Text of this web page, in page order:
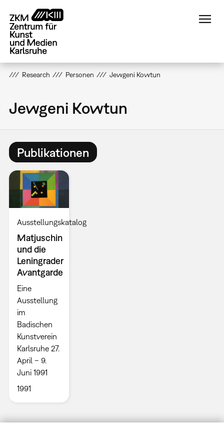
zum
Inhalt
Research Personen Jewgeni Kowtun
Jewgeni Kowtun
Publikationen
Ausstellungskatalog
Matjuschin
und die
Leningrader
Avantgarde
Eine
Ausstellung
im
Badischen
Kunstverein
Karlsruhe 27.
April – 9.
Juni 1991
1991